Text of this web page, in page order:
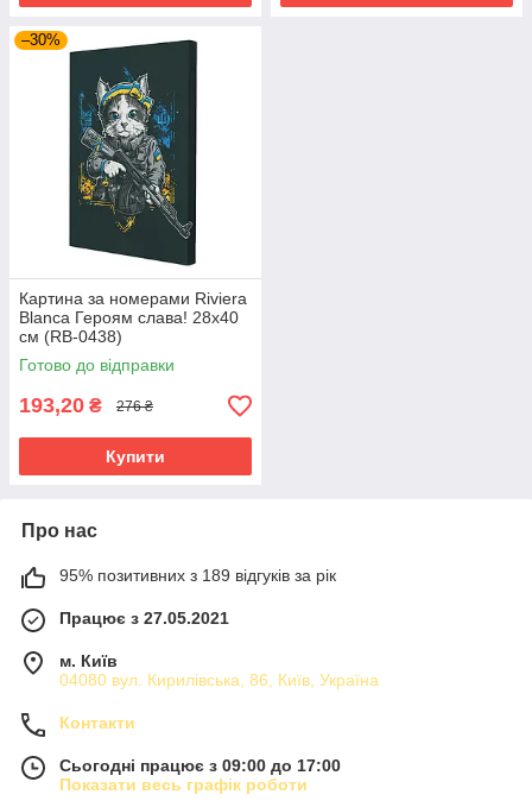
–30%
Картина за номерами Riviera
Blanca Героям слава! 28x40
см (RB-0438)
Готово до відправки
193,20 ₴ 276 ₴
Купити
Про нас
95% позитивних з 189 відгуків за рік
Працює з 27.05.2021
м. Київ
04080 вул. Кирилівська, 86, Київ, Україна
Контакти
Сьогодні працює з 09:00 до 17:00
Показати весь графік роботи